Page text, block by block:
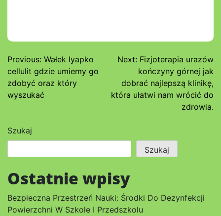
Nawigacja
wpisu
Previous: Wałek lyapko
cellulit gdzie umiemy go
zdobyć oraz który
wyszukać
Next: Fizjoterapia urazów
kończyny górnej jak
dobrać najlepszą klinikę,
która ułatwi nam wrócić do
zdrowia.
Szukaj
Szukaj
Ostatnie wpisy
Bezpieczna Przestrzeń Nauki: Środki Do Dezynfekcji
Powierzchni W Szkole I Przedszkolu